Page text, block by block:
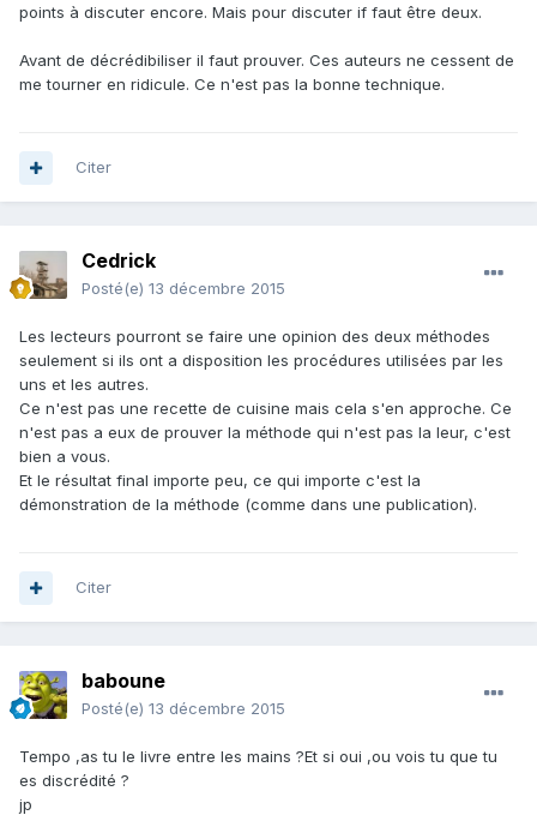
points à discuter encore. Mais pour discuter if faut être deux.
Avant de décrédibiliser il faut prouver. Ces auteurs ne cessent de
me tourner en ridicule. Ce n'est pas la bonne technique.
Citer
Cedrick
Posté(e) 13 décembre 2015
Les lecteurs pourront se faire une opinion des deux méthodes
seulement si ils ont a disposition les procédures utilisées par les
uns et les autres.
Ce n'est pas une recette de cuisine mais cela s'en approche. Ce
n'est pas a eux de prouver la méthode qui n'est pas la leur, c'est
bien a vous.
Et le résultat final importe peu, ce qui importe c'est la
démonstration de la méthode (comme dans une publication).
Citer
baboune
Posté(e) 13 décembre 2015
Tempo ,as tu le livre entre les mains ?Et si oui ,ou vois tu que tu
es discrédité ?
jp